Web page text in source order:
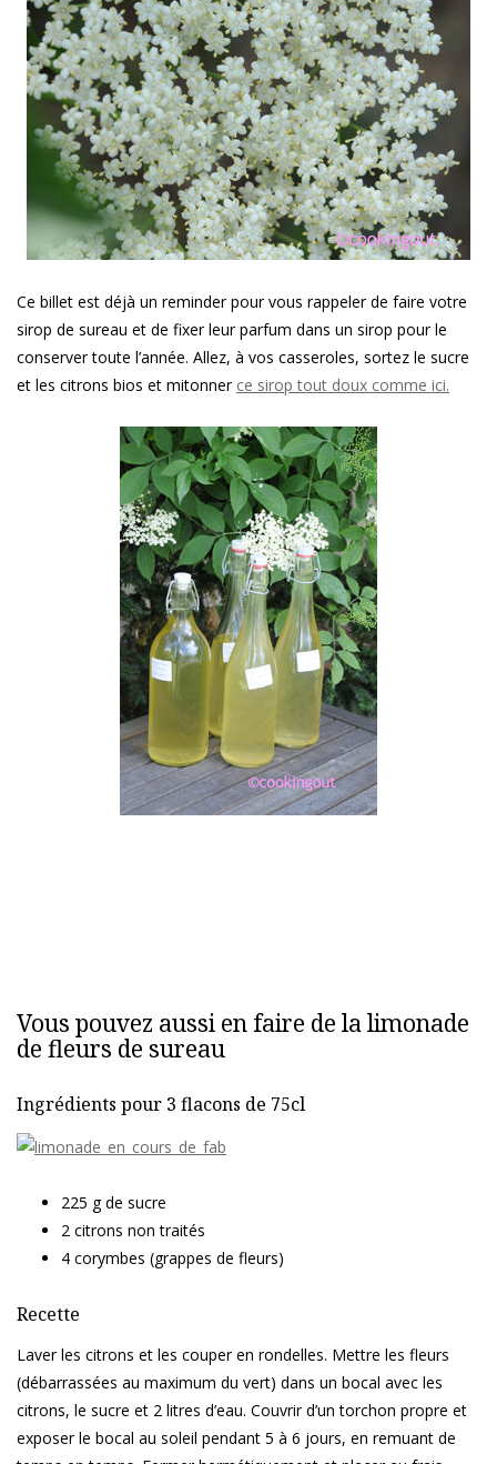
Ce billet est déjà un reminder pour vous rappeler de faire votre
sirop de sureau et de fixer leur parfum dans un sirop pour le
conserver toute l’année. Allez, à vos casseroles, sortez le sucre
et les citrons bios et mitonner ce sirop tout doux comme ici.
Vous pouvez aussi en faire de la limonade
de fleurs de sureau
Ingrédients pour 3 flacons de 75cl
225 g de sucre
2 citrons non traités
4 corymbes (grappes de fleurs)
Recette
Laver les citrons et les couper en rondelles. Mettre les fleurs
(débarrassées au maximum du vert) dans un bocal avec les
citrons, le sucre et 2 litres d’eau. Couvrir d’un torchon propre et
exposer le bocal au soleil pendant 5 à 6 jours, en remuant de